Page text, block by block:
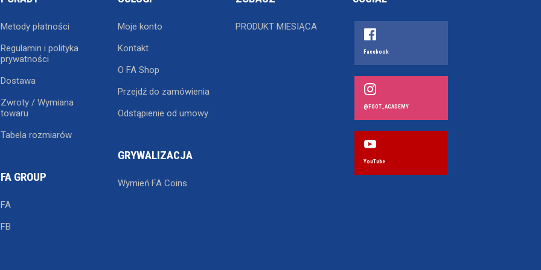
Metody płatności
Regulamin i polityka
prywatności
Dostawa
Zwroty / Wymiana
towaru
Tabela rozmiarów
FA GROUP
FA
FB
Moje konto
Kontakt
O FA Shop
Przejdź do zamówienia
Odstąpienie od umowy
GRYWALIZACJA
Wymień FA Coins
PRODUKT MIESIĄCA
Facebook
@FOOT_ACADEMY
YouTube